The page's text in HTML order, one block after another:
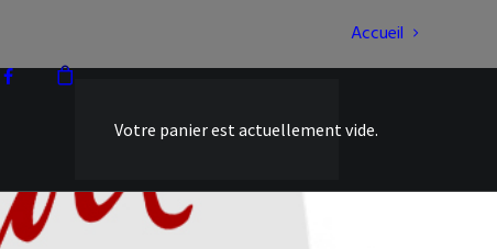
Accueil
Votre panier est actuellement vide.